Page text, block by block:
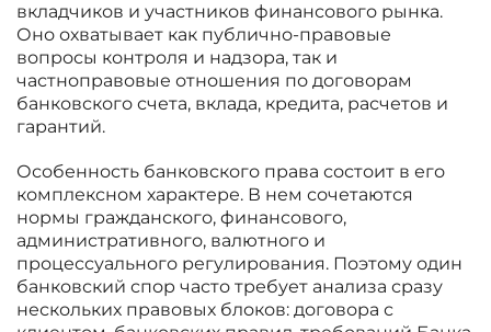
вкладчиков и участников финансового рынка.
Оно охватывает как публично-правовые
вопросы контроля и надзора, так и
частноправовые отношения по договорам
банковского счета, вклада, кредита, расчетов и
гарантий.
Особенность банковского права состоит в его
комплексном характере. В нем сочетаются
нормы гражданского, финансового,
административного, валютного и
процессуального регулирования. Поэтому один
банковский спор часто требует анализа сразу
нескольких правовых блоков: договора с